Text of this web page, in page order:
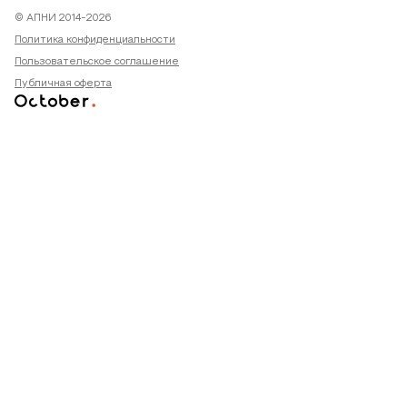
© АПНИ 2014-2026
Политика конфиденциальности
Пользовательское соглашение
Публичная оферта